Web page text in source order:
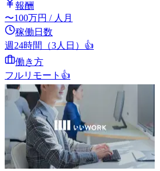
報酬
〜100万円 / 人月
稼働日数
週24時間（3人日） 👍
働き方
フルリモート 👍